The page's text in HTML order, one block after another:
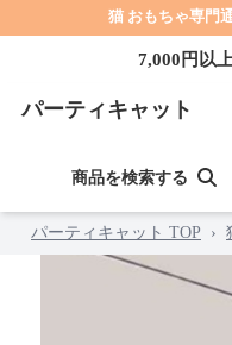
猫 おもちゃ専門
7,000円以
パーティキャット
商品を検索する
パーティキャット TOP ›